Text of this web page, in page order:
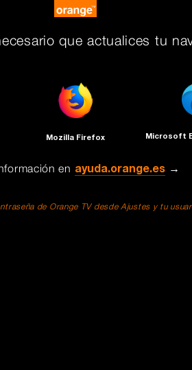
que actualices tu
Mozilla Firefox Microsoft
en ayuda.orange.es →
de Orange TV desde Ajustes y tu